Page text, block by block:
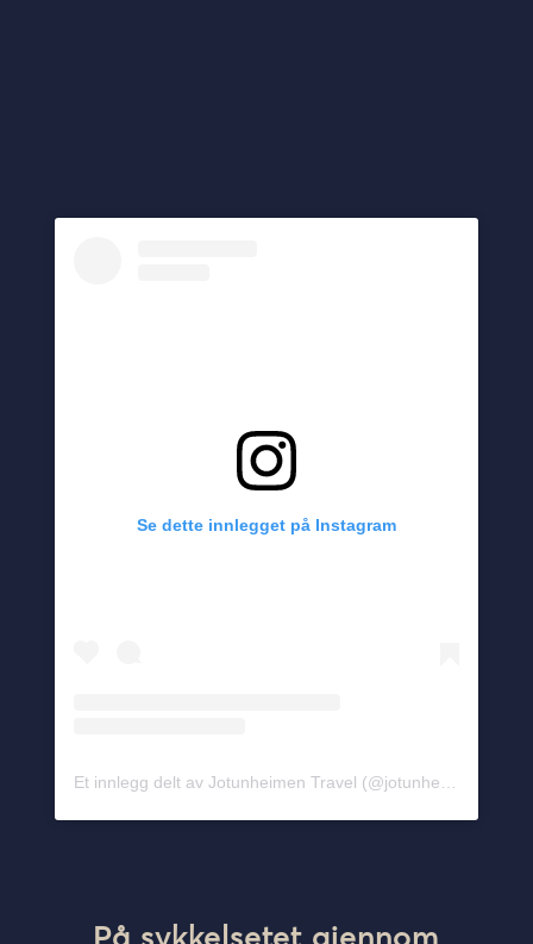
Se dette innlegget på Instagram
På sykkelsetet gjennom